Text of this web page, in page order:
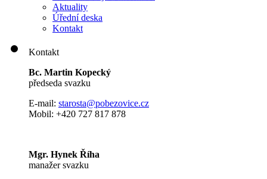
Aktuality
Úřední deska
Kontakt
Kontakt
Bc. Martin Kopecký
předseda svazku
E-mail: starosta@pobezovice.cz
Mobil: +420 727 817 878
Mgr. Hynek Říha
manažer svazku